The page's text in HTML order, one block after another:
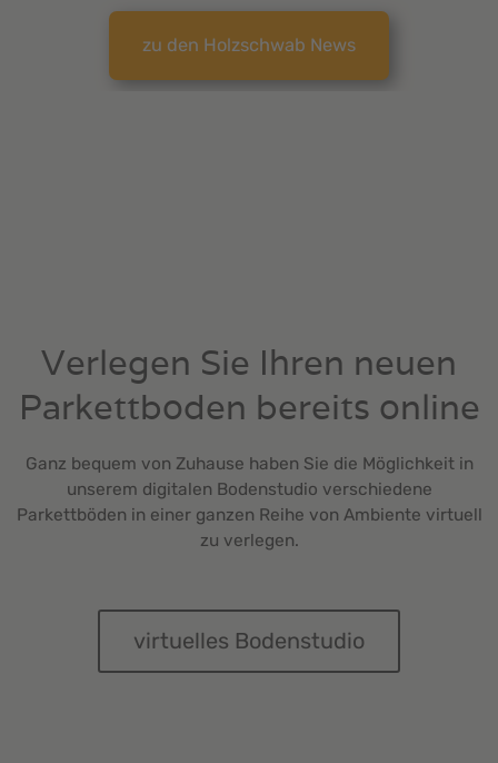
zu den Holzschwab News
Verlegen Sie Ihren neuen
Parkettboden bereits online
Ganz bequem von Zuhause haben Sie die Möglichkeit in
unserem digitalen Bodenstudio verschiedene
Parkettböden in einer ganzen Reihe von Ambiente virtuell
zu verlegen.
virtuelles Bodenstudio